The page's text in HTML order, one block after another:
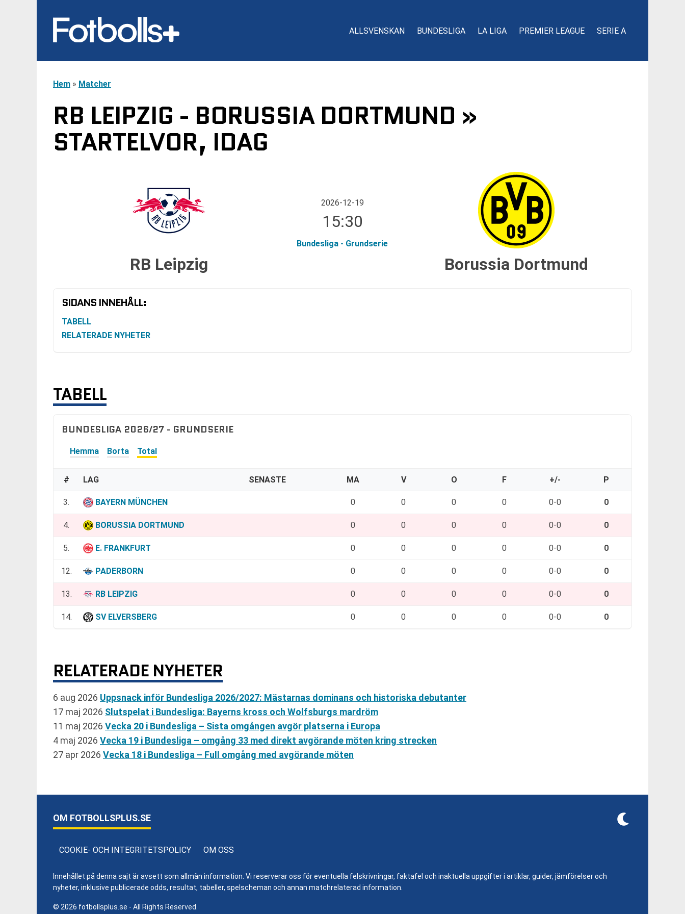
ALLSVENSKAN BUNDESLIGA LA LIGA PREMIER LEAGUE SERIE A
Hem » Matcher
RB LEIPZIG - BORUSSIA DORTMUND »
STARTELVOR, IDAG
RB Leipzig
2026-12-19
15:30
Bundesliga - Grundserie
Borussia Dortmund
SIDANS INNEHÅLL:
TABELL
RELATERADE NYHETER
TABELL
BUNDESLIGA 2026/27 - GRUNDSERIE
Hemma Borta Total
# LAG SENASTE MA V O F +/- P
3. BAYERN MÜNCHEN 0 0 0 0 0-0 0
4. BORUSSIA DORTMUND 0 0 0 0 0-0 0
5. E. FRANKFURT 0 0 0 0 0-0 0
12. PADERBORN 0 0 0 0 0-0 0
13. RB LEIPZIG 0 0 0 0 0-0 0
14. SV ELVERSBERG 0 0 0 0 0-0 0
RELATERADE NYHETER
6 aug 2026 Uppsnack inför Bundesliga 2026/2027: Mästarnas dominans och historiska debutanter
17 maj 2026 Slutspelat i Bundesliga: Bayerns kross och Wolfsburgs mardröm
11 maj 2026 Vecka 20 i Bundesliga – Sista omgången avgör platserna i Europa
4 maj 2026 Vecka 19 i Bundesliga – omgång 33 med direkt avgörande möten kring strecken
27 apr 2026 Vecka 18 i Bundesliga – Full omgång med avgörande möten
OM FOTBOLLSPLUS.SE
COOKIE- OCH INTEGRITETSPOLICY OM OSS
Innehållet på denna sajt är avsett som allmän information. Vi reserverar oss för eventuella felskrivningar, faktafel och inaktuella uppgifter i artiklar, guider, jämförelser och
nyheter, inklusive publicerade odds, resultat, tabeller, spelscheman och annan matchrelaterad information.
© 2026 fotbollsplus.se - All Rights Reserved.